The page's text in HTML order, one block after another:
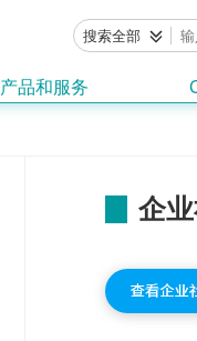
搜索全部
产品和服务
企